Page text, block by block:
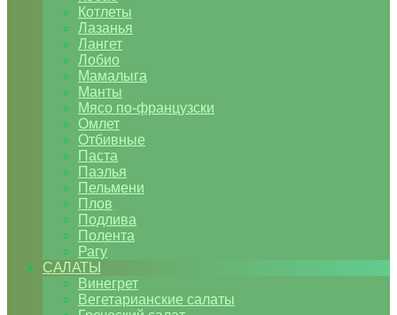
Котлеты
Лазанья
Лангет
Лобио
Мамалыга
Манты
Мясо по-французски
Омлет
Отбивные
Паста
Паэлья
Пельмени
Плов
Подлива
Полента
Рагу
САЛАТЫ
Винегрет
Вегетарианские салаты